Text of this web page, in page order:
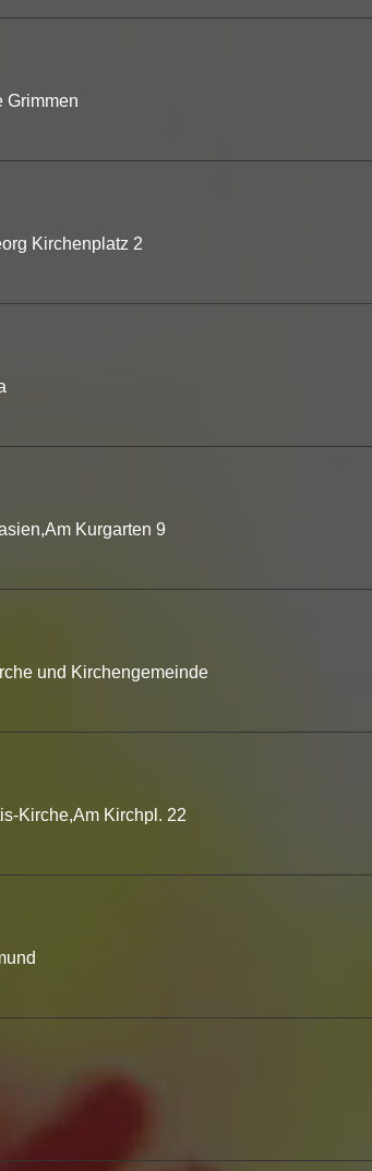
Grimmen
Kirchenplatz 2
Kurgarten 9
und Kirchengemeinde
Kirche,Am Kirchpl. 22